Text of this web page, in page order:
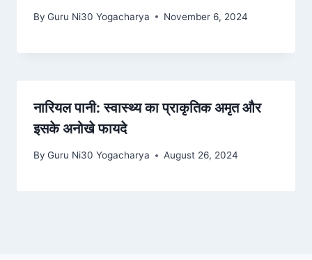
By Guru Ni30 Yogacharya November 6, 2024
नारियल पानी: स्वास्थ्य का प्राकृतिक अमृत और
इसके अनोखे फायदे
By Guru Ni30 Yogacharya August 26, 2024